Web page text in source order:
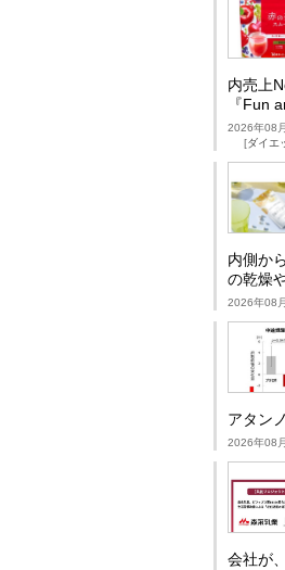
内売上
『Fun
2026年08
ダイエ
内側か
の乾燥
2026年08
アタン
2026年08
会社が